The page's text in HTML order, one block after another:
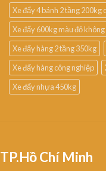
Xe đẩy 4 bánh 2 tầng 200kg
Xe đẩy 600kg màu đỏ
Xe đẩy hàng 2 tầng 350kg
Xe đẩy hàng công nghiệp
Xe đẩy nhựa 450kg
TP.Hồ Chí Minh